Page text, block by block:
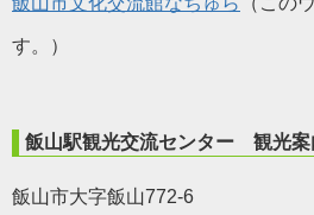
す。）
飯山駅観光交流センター 観光案
飯山市大字飯山772-6